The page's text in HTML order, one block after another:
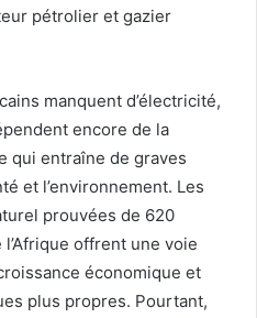
pétrolier et gazier
manquent d’électricité,
encore de la
qui entraîne de graves
et l’environnement. Les
prouvées de 620
offrent une voie
économique et
plus propres. Pourtant,